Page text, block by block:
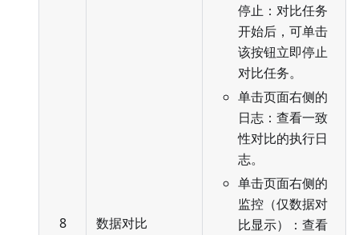
8 数据对比
停止：对比任务
开始后，可单击
该按钮立即停止
对比任务。
单击页面右侧的
日志：查看一致
性对比的执行日
志。
单击页面右侧的
监控（仅数据对
比显示）：查看